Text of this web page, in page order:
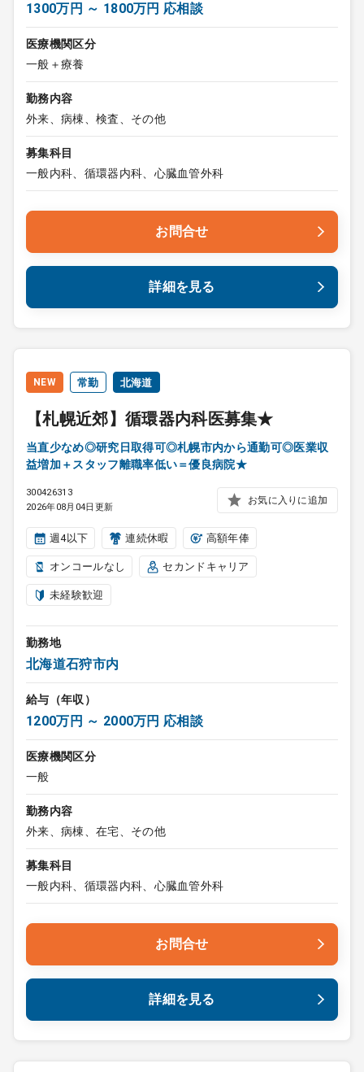
1300万円 ～ 1800万円 応相談
医療機関区分
一般＋療養
勤務内容
外来、病棟、検査、その他
募集科目
一般内科、循環器内科、心臓血管外科
お問合せ
詳細を見る
NEW 常勤 北海道
【札幌近郊】循環器内科医募集★
当直少なめ◎研究日取得可◎札幌市内から通勤可◎医業収
益増加＋スタッフ離職率低い＝優良病院★
300426313
2026年08月04日更新
お気に入りに追加
週4以下 連続休暇 高額年俸
オンコールなし セカンドキャリア
未経験歓迎
勤務地
北海道石狩市内
給与（年収）
1200万円 ～ 2000万円 応相談
医療機関区分
一般
勤務内容
外来、病棟、在宅、その他
募集科目
一般内科、循環器内科、心臓血管外科
お問合せ
詳細を見る